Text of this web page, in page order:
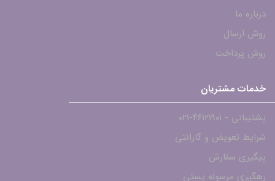
درباره ما
روش ارسال
روش پرداخت
خدمات مشتریان
پشتیبانی - ۴۶۱۲۱۹۰۱-021
شرایط تعویض و گارانتی
پیگیری سفارش
رهگیری مرسوله پستی